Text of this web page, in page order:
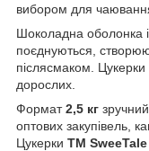
вибором для
Шоколадна оболонка
поєднуються,
післясмаком. Цукерки
дорослих.
Формат2,5 кг
оптових закупівель,
Цукерки ТМ SweeTale